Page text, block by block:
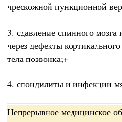
чрескожной пункционной
3. сдавление спинного мозга
через дефекты
тела позвонка;+
4. спондилиты и инфекции
Непрерывное медицинское